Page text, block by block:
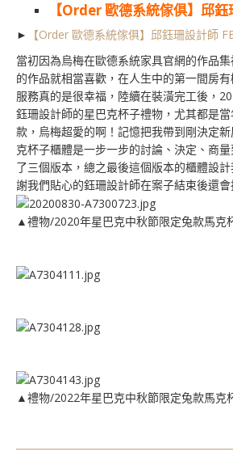
【Order 歐德系統傢俱】邱
►
【Order 歐德系統傢俱】邱鈺珊設計師
當初因為烏梅在歐德系統家具官網的作品
的作品就相當喜歡，在人生中的第一間房
服務真的是很幸福，陸續在裝潢完工後，
鈺珊設計師的星巴克杯子禮物，尤其都是
款，烏梅超愛的啊！記憶把我帶到剛決定
克杯子櫃體是一步一步的討論、決定、商
了三個版本，總之最後這個版本的櫃體設
謝我們貼心的鈺珊設計師在案子結束後還會
▲禮物/2020年星巴克中秋節限定兔款馬克
▲禮物/2022年星巴克中秋節限定兔款馬克